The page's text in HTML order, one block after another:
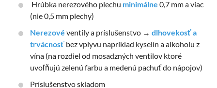
Hrúbka nerezového plechu minimálne 0,7 mm a viac
(nie 0,5 mm plechy)
Nerezové ventily a príslušenstvo → dlhovekosť a
trvácnosť bez vplyvu napríklad kyselín a alkoholu z
vína (na rozdiel od mosadzných ventilov ktoré
uvoľňujú zelenú farbu a medenú pachuť do nápojov)
Príslušenstvo skladom